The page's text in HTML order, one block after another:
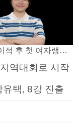
스미레, 이적 후 첫 여자랭킹 3위
역대회로 시작
택, 8강 진출